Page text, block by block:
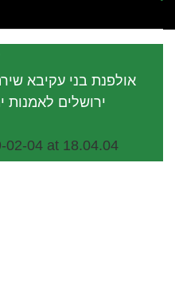
אולפנת בני עקיבא
02-04 at 18.04.04